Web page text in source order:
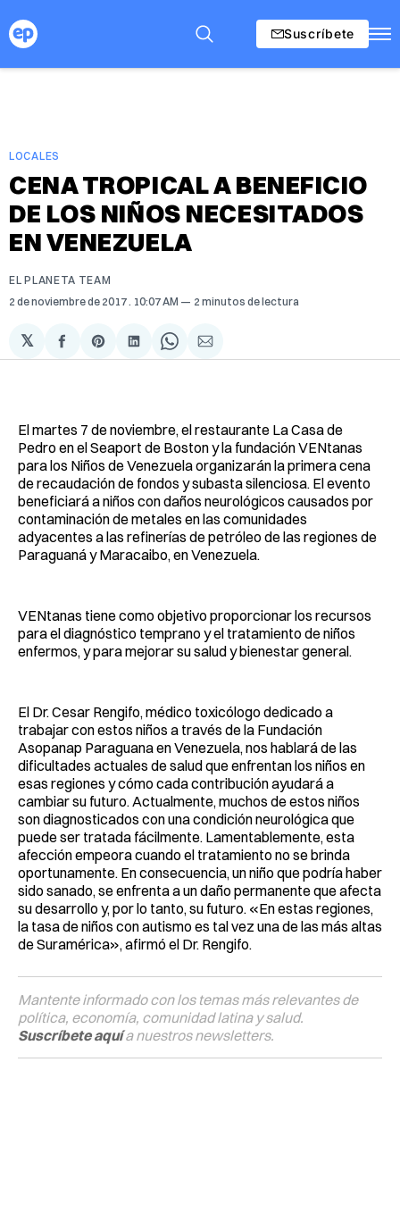
Suscríbete
LOCALES
CENA TROPICAL A BENEFICIO
DE LOS NIÑOS NECESITADOS
EN VENEZUELA
EL PLANETA TEAM
2 de noviembre de 2017 . 10:07 AM 2 minutos de lectura
𝕏
Compartir
en
Share
on
Compartir
en
Share
on
Compartir
via
El martes 7 de noviembre, el restaurante La Casa de
Pedro en el Seaport de Boston y la fundación VENtanas
para los Niños de Venezuela organizarán la primera cena
de recaudación de fondos y subasta silenciosa. El evento
beneficiará a niños con daños neurológicos causados por
contaminación de metales en las comunidades
adyacentes a las refinerías de petróleo de las regiones de
Paraguaná y Maracaibo, en Venezuela.
VENtanas tiene como objetivo proporcionar los recursos
para el diagnóstico temprano y el tratamiento de niños
enfermos, y para mejorar su salud y bienestar general.
El Dr. Cesar Rengifo, médico toxicólogo dedicado a
trabajar con estos niños a través de la Fundación
Asopanap Paraguana en Venezuela, nos hablará de las
dificultades actuales de salud que enfrentan los niños en
esas regiones y cómo cada contribución ayudará a
cambiar su futuro. Actualmente, muchos de estos niños
son diagnosticados con una condición neurológica que
puede ser tratada fácilmente. Lamentablemente, esta
afección empeora cuando el tratamiento no se brinda
oportunamente. En consecuencia, un niño que podría haber
sido sanado, se enfrenta a un daño permanente que afecta
su desarrollo y, por lo tanto, su futuro. «En estas regiones,
la tasa de niños con autismo es tal vez una de las más altas
de Suramérica», afirmó el Dr. Rengifo.
Mantente informado con los temas más relevantes de
política, economía, comunidad latina y salud.
Suscríbete aquía nuestros newsletters.